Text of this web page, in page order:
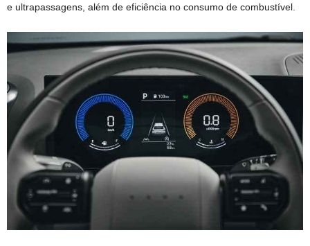
e ultrapassagens, além de eficiência no consumo de combustível.